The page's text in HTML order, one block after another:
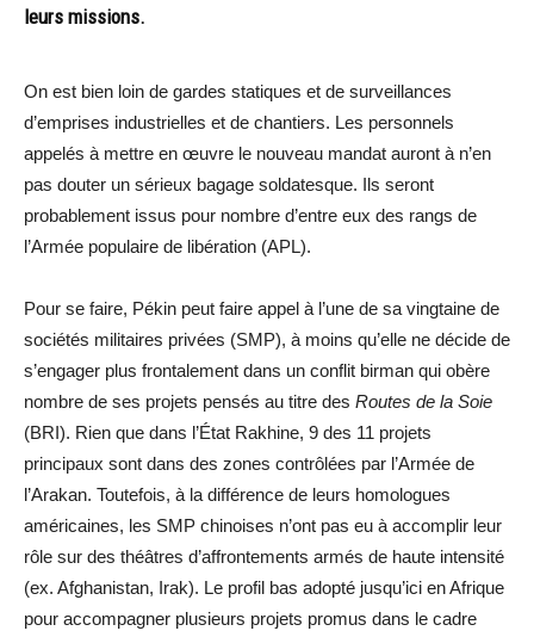
leurs missions.
On est bien loin de gardes statiques et de surveillances
d’emprises industrielles et de chantiers. Les personnels
appelés à mettre en œuvre le nouveau mandat auront à n’en
pas douter un sérieux bagage soldatesque. Ils seront
probablement issus pour nombre d’entre eux des rangs de
l’Armée populaire de libération (APL).
Pour se faire, Pékin peut faire appel à l’une de sa vingtaine de
sociétés militaires privées (SMP), à moins qu’elle ne décide de
s’engager plus frontalement dans un conflit birman qui obère
nombre de ses projets pensés au titre des Routes de la Soie
(BRI). Rien que dans l’État Rakhine, 9 des 11 projets
principaux sont dans des zones contrôlées par l’Armée de
l’Arakan. Toutefois, à la différence de leurs homologues
américaines, les SMP chinoises n’ont pas eu à accomplir leur
rôle sur des théâtres d’affrontements armés de haute intensité
(ex. Afghanistan, Irak). Le profil bas adopté jusqu’ici en Afrique
pour accompagner plusieurs projets promus dans le cadre